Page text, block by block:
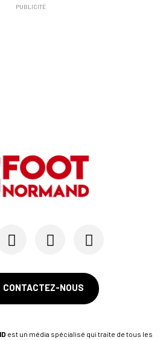
PUBLICITÉ
CONTACTEZ-NOUS
est un média spécialisé qui traite de tous les